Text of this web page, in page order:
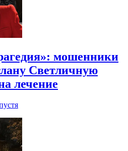
мошенники
Светличную
лечение